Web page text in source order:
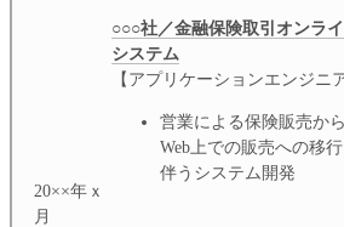
20××年ｘ
月
○○○社／金融保険取引オンラ
システム
【アプリケーションエンジニア
営業による保険販売から
Web上での販売への移
伴うシステム開発